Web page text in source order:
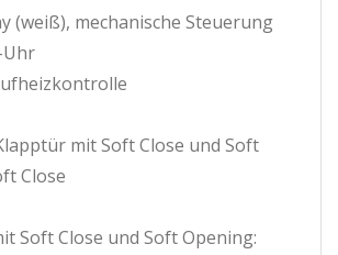
(weiß), mechanische Steuerung
Uhr
mit Soft Close und Soft
Close
Soft Close und Soft Opening: